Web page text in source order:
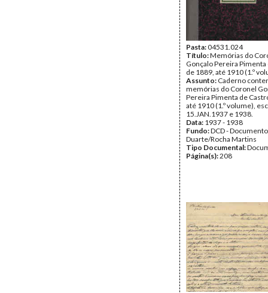
Pasta:04531.024
Título:Memórias do
Gonçalo Pereira Pimenta
de 1889, até 1910 (1.º
Assunto: Caderno
memórias do Coronel
Pereira Pimenta de
até 1910 (1.º volume),
15.JAN.1937 e 1938.
Data: 1937 - 1938
Fundo:DCD -
Duarte/Rocha Martins
Tipo Documental:
Página(s):208